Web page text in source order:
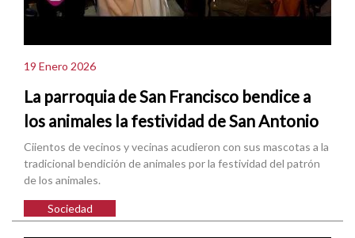
19 Enero 2026
La parroquia de San Francisco bendice a
los animales la festividad de San Antonio
Ciientos de vecinos y vecinas acudieron con sus mascotas a la
tradicional bendición de animales por la festividad del patrón
de los animales.
Sociedad